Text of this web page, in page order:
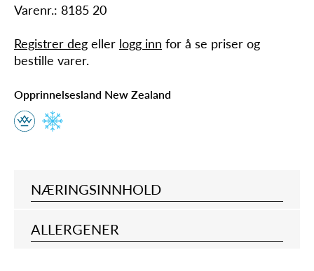
Varenr.: 8185 20
Registrer deg eller logg inn for å se priser og
bestille varer.
Opprinnelsesland New Zealand
NÆRINGSINNHOLD
ALLERGENER